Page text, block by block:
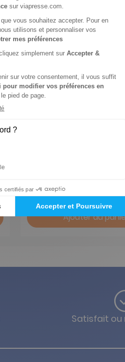
29,75 €
Ajouter au
Satisfait